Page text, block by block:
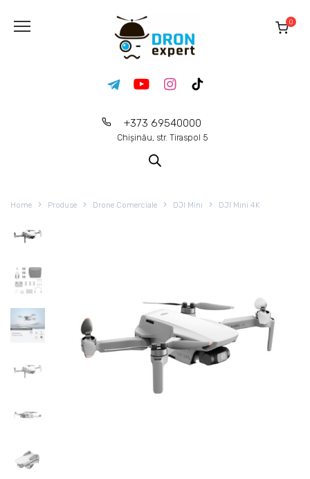
+373 69540000
Chișinău, str. Tiraspol 5
0
Home Produse Drone Comerciale DJI Mini DJI Mini 4K